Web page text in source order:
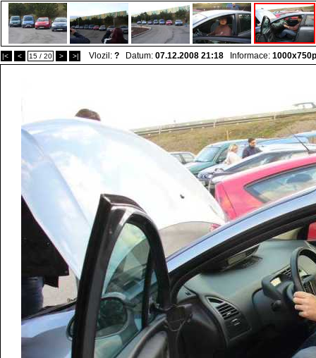
|< < 15 / 20 > >| Vlozil: ? Datum: 07.12.2008 21:18 Informace: